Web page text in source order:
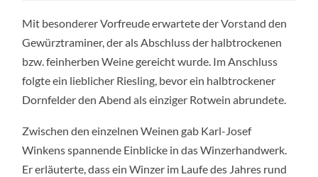
Mit besonderer Vorfreude erwartete der Vorstand den
Gewürztraminer, der als Abschluss der halbtrockenen
bzw. feinherben Weine gereicht wurde. Im Anschluss
folgte ein lieblicher Riesling, bevor ein halbtrockener
Dornfelder den Abend als einziger Rotwein abrundete.
Zwischen den einzelnen Weinen gab Karl-Josef
Winkens spannende Einblicke in das Winzerhandwerk.
Er erläuterte, dass ein Winzer im Laufe des Jahres rund